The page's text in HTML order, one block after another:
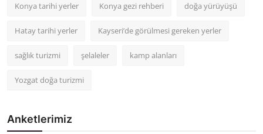
Konya tarihi yerler Konya gezi rehberi doğa yürüyüşü
Hatay tarihi yerler Kayseri’de görülmesi gereken yerler
sağlık turizmi şelaleler kamp alanları
Yozgat doğa turizmi
Anketlerimiz